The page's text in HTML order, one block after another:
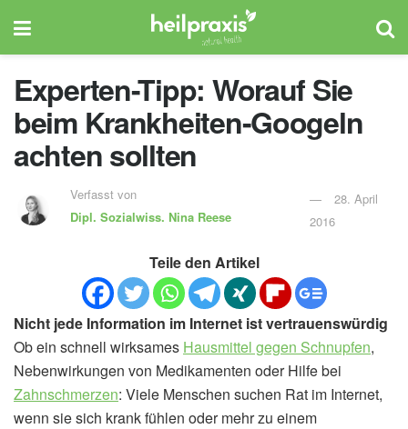
Experten-Tipp: Worauf Sie
beim Krankheiten-Googeln
achten sollten
Verfasst von
Dipl. Sozialwiss. Nina Reese
28. April
2016
Teile den Artikel
Nicht jede Information im Internet ist vertrauenswürdig
Ob ein schnell wirksames Hausmittel gegen Schnupfen,
Nebenwirkungen von Medikamenten oder Hilfe bei
Zahnschmerzen: Viele Menschen suchen Rat im Internet,
wenn sie sich krank fühlen oder mehr zu einem